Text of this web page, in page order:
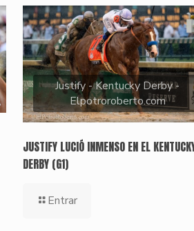
Justify - Kentucky Derby -
Elpotroroberto.com
JUSTIFY LUCIÓ INMENSO EN EL
DERBY (G1)
Entrar